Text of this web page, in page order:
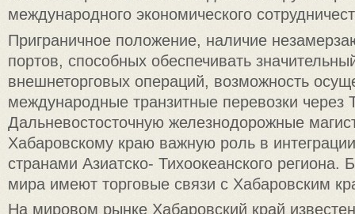
международного экономического
Приграничное положение, наличие
портов, способных обеспечивать
внешнеторговых операций, возможность
международные транзитные перевозки через
Дальневостосточную железнодорожные
Хабаровскому краю важную роль в
странами Азиатско- Тихоокеанского региона.
мира имеют торговые связи с Хабаровским
На мировом рынке Хабаровский край